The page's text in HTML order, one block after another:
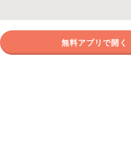
無料アプリで開く